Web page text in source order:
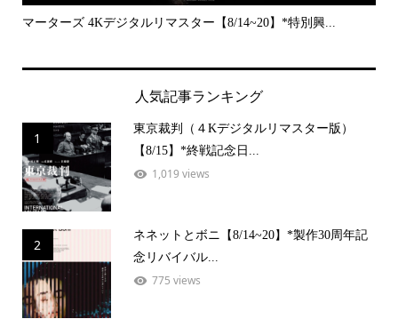
マーターズ 4Kデジタルリマスター【8/14~20】*特別興...
人気記事ランキング
1
東京裁判（４Kデジタルリマスター版）
【8/15】*終戦記念日...
1,019 views
2
ネネットとボニ【8/14~20】*製作30周年記
念リバイバル...
775 views